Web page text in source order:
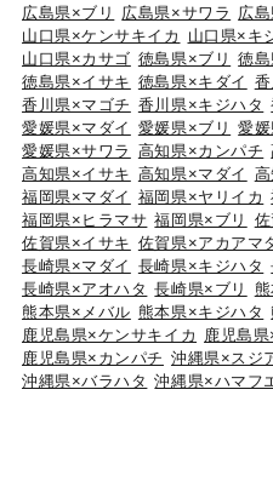
広島県×ブリ
広島県×サワラ 広
山口県×ケンサキイカ
山口県×キ
山口県×カサゴ 徳島県×ブリ 徳
徳島県×イサキ 徳島県×キダイ
香川県×マゴチ 香川県×キジハタ
愛媛県×マダイ 愛媛県×ブリ 愛
愛媛県×サワラ 高知県×カンパチ
高知県×イサキ 高知県×マダイ
福岡県×マダイ 福岡県×ヤリイカ
福岡県×ヒラマサ 福岡県×ブリ
佐賀県×イサキ 佐賀県×アカアマ
長崎県×マダイ 長崎県×キジハタ
長崎県×アオハタ 長崎県×ブリ
熊本県×メバル 熊本県×キジハタ
鹿児島県×ケンサキイカ
鹿児島
鹿児島県×カンパチ 沖縄県×スジ
沖縄県×バラハタ 沖縄県×ハマフ